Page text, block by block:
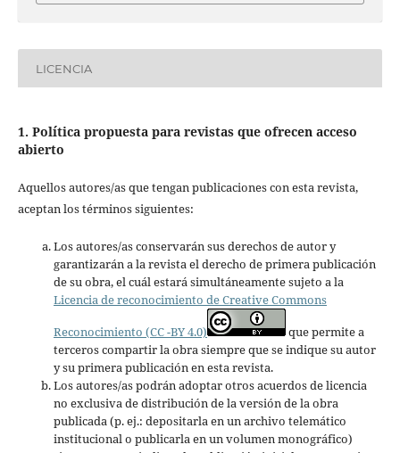
LICENCIA
1. Política propuesta para revistas que ofrecen acceso
abierto
Aquellos autores/as que tengan publicaciones con esta revista,
aceptan los términos siguientes:
Los autores/as conservarán sus derechos de autor y
garantizarán a la revista el derecho de primera publicación
de su obra, el cuál estará simultáneamente sujeto a la
Licencia de reconocimiento de Creative Commons
Reconocimiento (CC -BY 4.0)
que permite a
terceros compartir la obra siempre que se indique su autor
y su primera publicación en esta revista.
Los autores/as podrán adoptar otros acuerdos de licencia
no exclusiva de distribución de la versión de la obra
publicada (p. ej.: depositarla en un archivo telemático
institucional o publicarla en un volumen monográfico)